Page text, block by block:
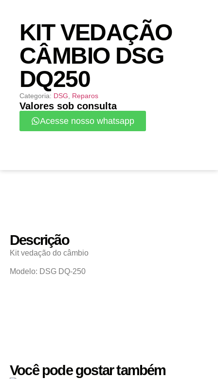
KIT VEDAÇÃO
CÂMBIO DSG
DQ250
Categoria: DSG Reparos
Valores sob consulta
Acesse nosso whatsapp
Descrição
Kit vedação do câmbio
Modelo: DSG DQ-250
Você pode gostar também